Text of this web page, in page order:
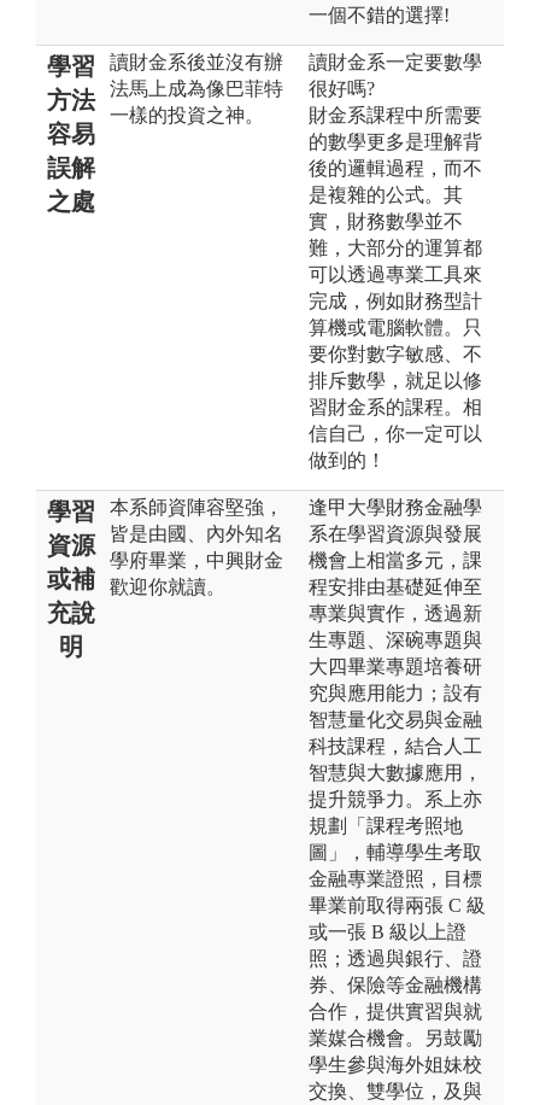
一個不錯的選擇!
學習
方法
容易
誤解
之處
讀財金系後並沒有辦
法馬上成為像巴菲特
一樣的投資之神。
讀財金系一定要數學
很好嗎?
財金系課程中所需要
的數學更多是理解背
後的邏輯過程，而不
是複雜的公式。其
實，財務數學並不
難，大部分的運算都
可以透過專業工具來
完成，例如財務型計
算機或電腦軟體。只
要你對數字敏感、不
排斥數學，就足以修
習財金系的課程。相
信自己，你一定可以
做到的！
學習
資源
或補
充說
明
本系師資陣容堅強，
皆是由國、內外知名
學府畢業，中興財金
歡迎你就讀。
逢甲大學財務金融學
系在學習資源與發展
機會上相當多元，課
程安排由基礎延伸至
專業與實作，透過新
生專題、深碗專題與
大四畢業專題培養研
究與應用能力；設有
智慧量化交易與金融
科技課程，結合人工
智慧與大數據應用，
提升競爭力。系上亦
規劃「課程考照地
圖」，輔導學生考取
金融專業證照，目標
畢業前取得兩張 C 級
或一張 B 級以上證
照；透過與銀行、證
券、保險等金融機構
合作，提供實習與就
業媒合機會。另鼓勵
學生參與海外姐妹校
交換、雙學位，及與